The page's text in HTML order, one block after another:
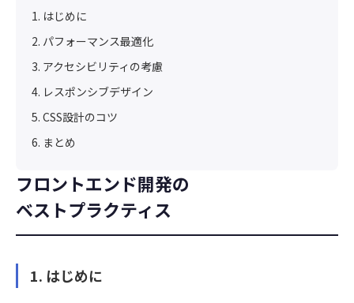
フロントエンド開発の
ベストプラクティス
1. はじめに
1. はじめに
2. パフォーマンス最適化
3. アクセシビリティの考慮
4. レスポンシブデザイン
5. CSS設計のコツ
6. まとめ